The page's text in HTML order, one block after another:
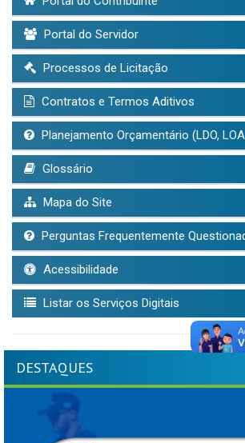
Portal do Servidor
Processos de Licitação
Contratos e Termos Aditivos
Planejamento Orçamentário (LDO,
Glossário
Mapa do Site
Perguntas Frequentemente
Acessibilidade
Listar os Serviços Digitais
DESTAQUES